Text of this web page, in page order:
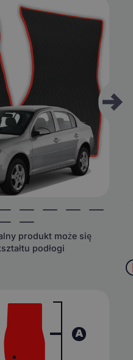
produkt może się
podłogi
A